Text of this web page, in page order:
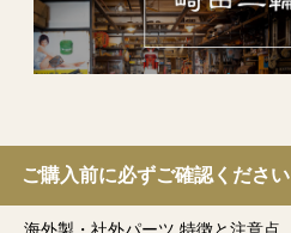
ご購入前に必ずご確認ください
海外製・社外パーツ 特徴と注意点